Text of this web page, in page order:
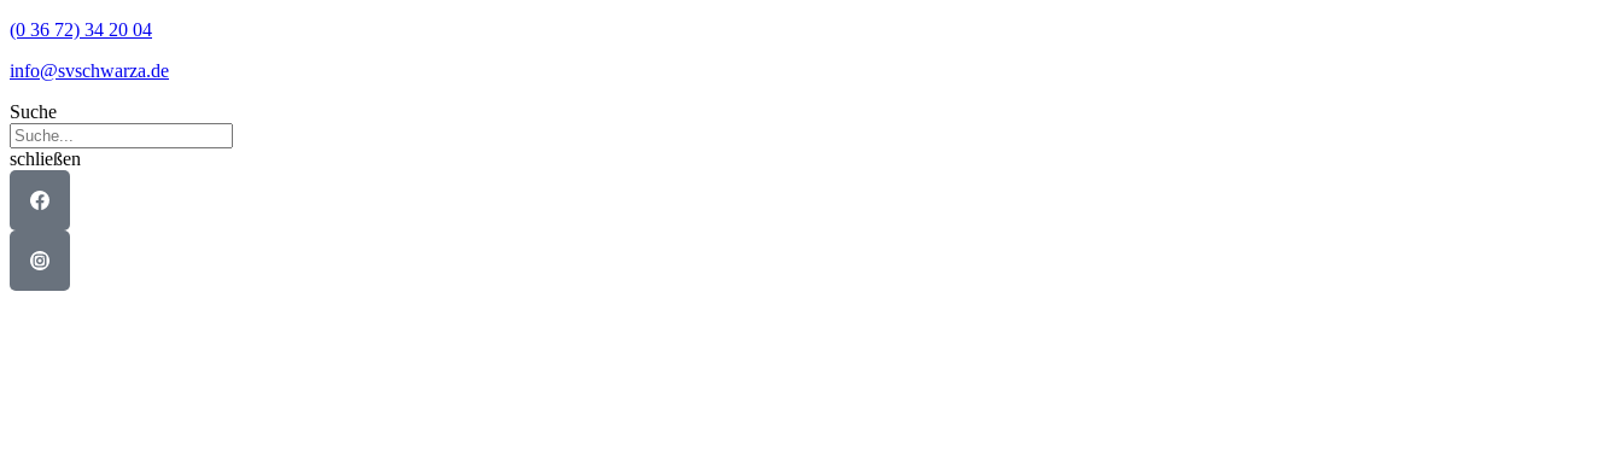
Zum
wechseln
(0 36 72) 34 20 04
info@svschwarza.de
Suche
schließen